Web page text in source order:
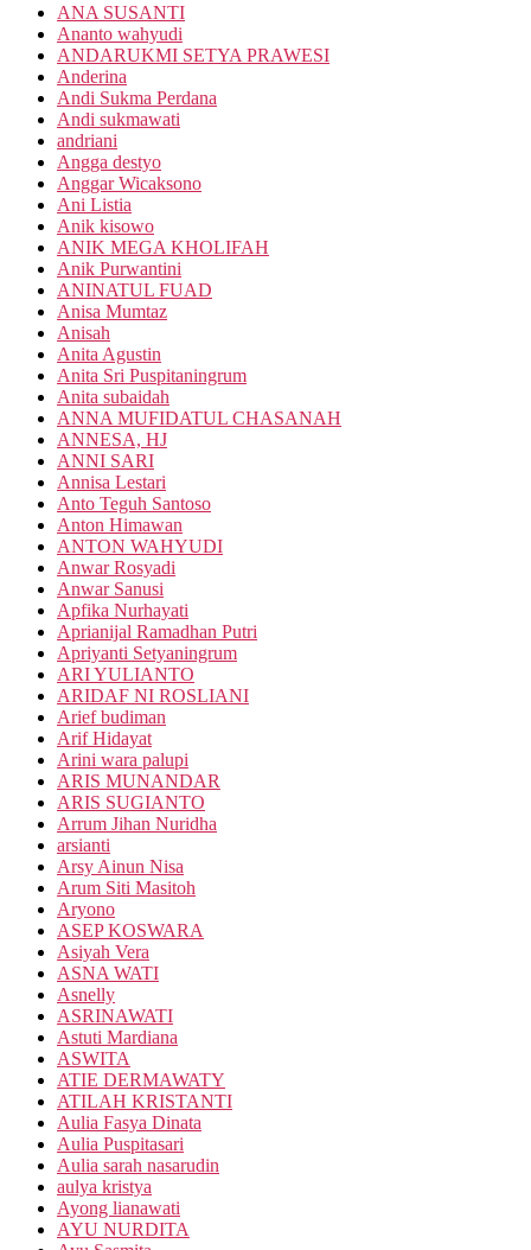
ANA SUSANTI
Ananto wahyudi
ANDARUKMI SETYA PRAWESI
Anderina
Andi Sukma Perdana
Andi sukmawati
andriani
Angga destyo
Anggar Wicaksono
Ani Listia
Anik kisowo
ANIK MEGA KHOLIFAH
Anik Purwantini
ANINATUL FUAD
Anisa Mumtaz
Anisah
Anita Agustin
Anita Sri Puspitaningrum
Anita subaidah
ANNA MUFIDATUL CHASANAH
ANNESA, HJ
ANNI SARI
Annisa Lestari
Anto Teguh Santoso
Anton Himawan
ANTON WAHYUDI
Anwar Rosyadi
Anwar Sanusi
Apfika Nurhayati
Aprianijal Ramadhan Putri
Apriyanti Setyaningrum
ARI YULIANTO
ARIDAF NI ROSLIANI
Arief budiman
Arif Hidayat
Arini wara palupi
ARIS MUNANDAR
ARIS SUGIANTO
Arrum Jihan Nuridha
arsianti
Arsy Ainun Nisa
Arum Siti Masitoh
Aryono
ASEP KOSWARA
Asiyah Vera
ASNA WATI
Asnelly
ASRINAWATI
Astuti Mardiana
ASWITA
ATIE DERMAWATY
ATILAH KRISTANTI
Aulia Fasya Dinata
Aulia Puspitasari
Aulia sarah nasarudin
aulya kristya
Ayong lianawati
AYU NURDITA